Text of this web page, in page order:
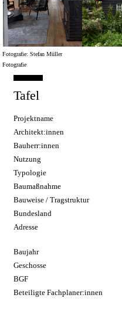
Fotografie: Stefan Müller
Fotografie
Tafel
Projektname
Architekt:innen
Bauherr:innen
Nutzung
Typologie
Baumaßnahme
Bauweise / Tragstruktur
Bundesland
Adresse
Baujahr
Geschosse
BGF
Beteiligte Fachplaner:innen